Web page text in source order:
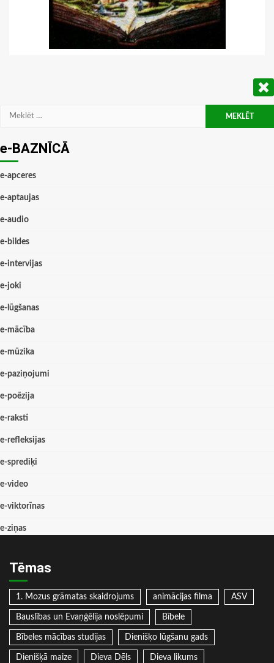
Meklēt:
e-BAZNĪCĀ
e-apceres
e-aptaujas
e-audio
e-bildes
e-intervijas
e-joki
e-lūgšanas
e-mācība
e-mūzika
e-paziņojumi
e-poēzija
e-raksti
e-refleksijas
e-sprediķi
e-video
e-viktorīnas
e-ziņas
Tēmas
1. Mozus grāmatas skaidrojums animācijas filma ASV
Bauslības un Evaņģēlija noslēpumi Bībele
Bībeles mācības studijas Dienišķo lūgšanu gads
Dienišķā maize Dieva Dēls Dieva likums